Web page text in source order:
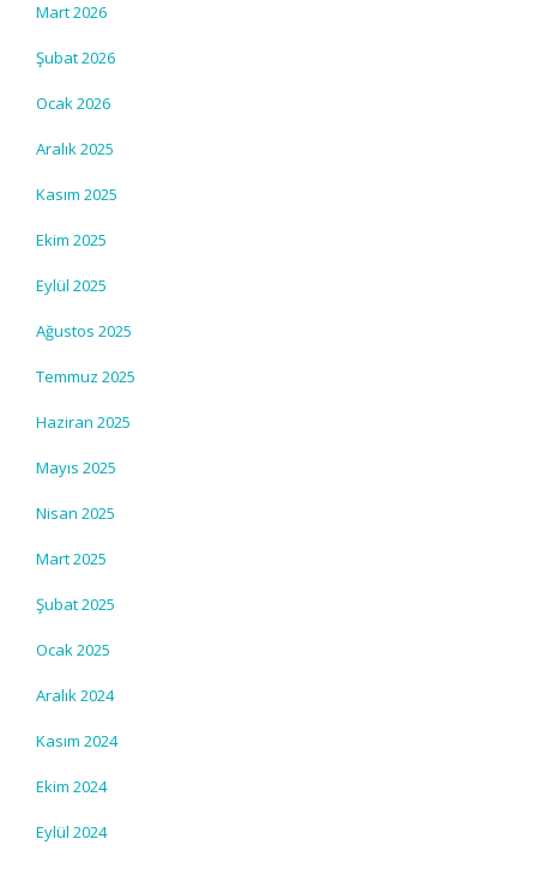
Mart 2026
Şubat 2026
Ocak 2026
Aralık 2025
Kasım 2025
Ekim 2025
Eylül 2025
Ağustos 2025
Temmuz 2025
Haziran 2025
Mayıs 2025
Nisan 2025
Mart 2025
Şubat 2025
Ocak 2025
Aralık 2024
Kasım 2024
Ekim 2024
Eylül 2024